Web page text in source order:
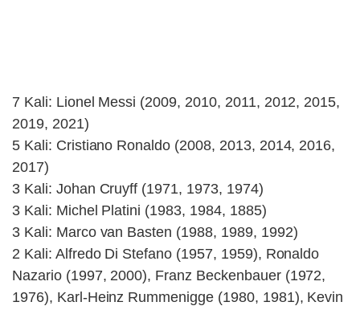
7 Kali: Lionel Messi (2009, 2010, 2011, 2012, 2015,
2019, 2021)
5 Kali: Cristiano Ronaldo (2008, 2013, 2014, 2016,
2017)
3 Kali: Johan Cruyff (1971, 1973, 1974)
3 Kali: Michel Platini (1983, 1984, 1885)
3 Kali: Marco van Basten (1988, 1989, 1992)
2 Kali: Alfredo Di Stefano (1957, 1959), Ronaldo
Nazario (1997, 2000), Franz Beckenbauer (1972,
1976), Karl-Heinz Rummenigge (1980, 1981), Kevin